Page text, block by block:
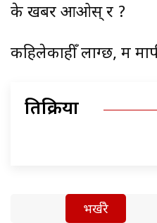
के खबर आओस् र ?
कहिलेकाहीँ लाग्छ, म
प्रतिक्रिया
भर्खरै